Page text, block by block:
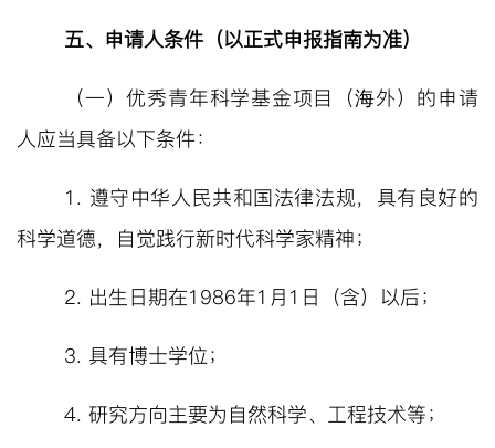
五、申请人条件 （以正式申报指南为准）
（一）优秀青年科学基金项目（海外）的申请
人应当具备以下条件：
1. 遵守中华人民共和国法律法规，具有良好的
科学道德，自觉践行新时代科学家精神；
2. 出生日期在1986年1 月 1 日（含）以后；
3. 具有博士学位；
4. 研究方向主要为自然科学、工程技术等；